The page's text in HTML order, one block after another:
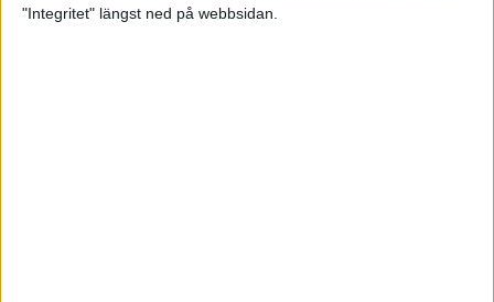
"Integritet" längst ned på webbsidan.